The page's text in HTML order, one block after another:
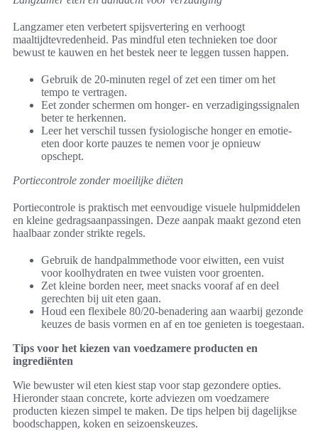
Langzamer eten verbetert spijsvertering en verhoogt
maaltijdtevredenheid. Pas mindful eten technieken toe door
bewust te kauwen en het bestek neer te leggen tussen happen.
Gebruik de 20-minuten regel of zet een timer om het
tempo te vertragen.
Eet zonder schermen om honger- en verzadigingssignalen
beter te herkennen.
Leer het verschil tussen fysiologische honger en emotie-
eten door korte pauzes te nemen voor je opnieuw
opschept.
Portiecontrole zonder moeilijke diëten
Portiecontrole is praktisch met eenvoudige visuele hulpmiddelen
en kleine gedragsaanpassingen. Deze aanpak maakt gezond eten
haalbaar zonder strikte regels.
Gebruik de handpalmmethode voor eiwitten, een vuist
voor koolhydraten en twee vuisten voor groenten.
Zet kleine borden neer, meet snacks vooraf af en deel
gerechten bij uit eten gaan.
Houd een flexibele 80/20-benadering aan waarbij gezonde
keuzes de basis vormen en af en toe genieten is toegestaan.
Tips voor het kiezen van voedzamere producten en
ingrediënten
Wie bewuster wil eten kiest stap voor stap gezondere opties.
Hieronder staan concrete, korte adviezen om voedzamere
producten kiezen simpel te maken. De tips helpen bij dagelijkse
boodschappen, koken en seizoenskeuzes.